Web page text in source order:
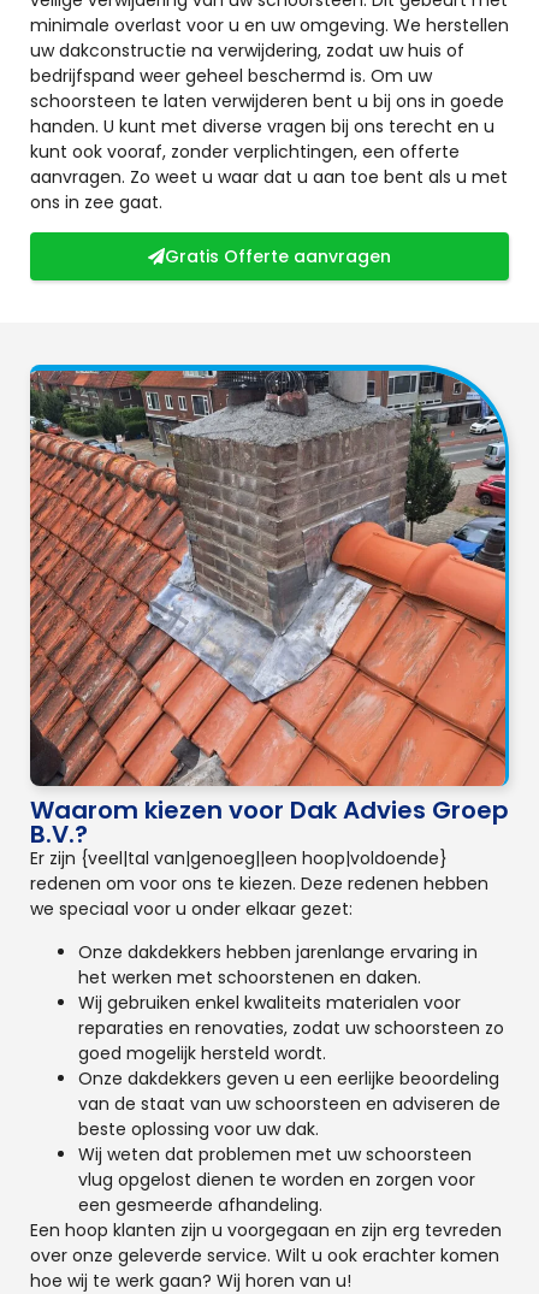
minimale overlast voor u en uw omgeving. We herstellen
uw dakconstructie na verwijdering, zodat uw huis of
bedrijfspand weer geheel beschermd is. Om uw
schoorsteen te laten verwijderen bent u bij ons in goede
handen. U kunt met diverse vragen bij ons terecht en u
kunt ook vooraf, zonder verplichtingen, een offerte
aanvragen. Zo weet u waar dat u aan toe bent als u met
ons in zee gaat.
Gratis Offerte aanvragen
Waarom kiezen voor Dak Advies Groep
B.V.?
Er zijn {veel|tal van|genoeg||een hoop|voldoende}
redenen om voor ons te kiezen. Deze redenen hebben
we speciaal voor u onder elkaar gezet:
Onze dakdekkers hebben jarenlange ervaring in
het werken met schoorstenen en daken.
Wij gebruiken enkel kwaliteits materialen voor
reparaties en renovaties, zodat uw schoorsteen zo
goed mogelijk hersteld wordt.
Onze dakdekkers geven u een eerlijke beoordeling
van de staat van uw schoorsteen en adviseren de
beste oplossing voor uw dak.
Wij weten dat problemen met uw schoorsteen
vlug opgelost dienen te worden en zorgen voor
een gesmeerde afhandeling.
Een hoop klanten zijn u voorgegaan en zijn erg tevreden
over onze geleverde service. Wilt u ook erachter komen
hoe wij te werk gaan? Wij horen van u!